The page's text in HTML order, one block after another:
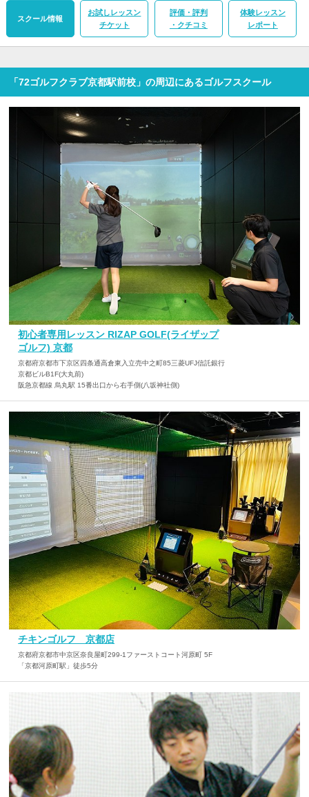
スクール情報
お試しレッスン
チケット
評価・評判
・クチコミ
体験レッスン
レポート
「72ゴルフクラブ京都駅前校」の周辺にあるゴルフスクール
初心者専用レッスン RIZAP GOLF(ライザップ
ゴルフ) 京都
京都府京都市下京区四条通高倉東入立売中之町85三菱UFJ信託銀行
京都ビルB1F(大丸前)
阪急京都線 烏丸駅 15番出口から右手側(八坂神社側)
チキンゴルフ 京都店
京都府京都市中京区奈良屋町299-1ファーストコート河原町 5F
「京都河原町駅」徒歩5分